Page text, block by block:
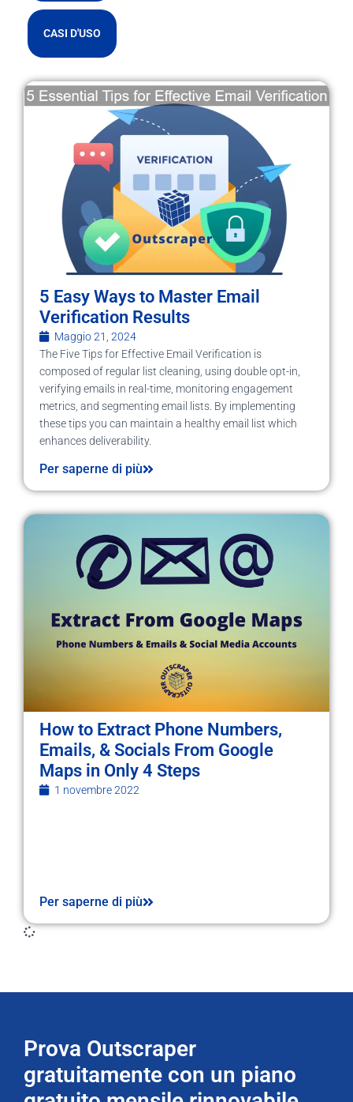
CASI D'USO
5 Easy Ways to Master Email
Verification Results
Maggio 21, 2024
The Five Tips for Effective Email Verification is
composed of regular list cleaning, using double opt-in,
verifying emails in real-time, monitoring engagement
metrics, and segmenting email lists. By implementing
these tips you can maintain a healthy email list which
enhances deliverability.
Per saperne di più
How to Extract Phone Numbers,
Emails, & Socials From Google
Maps in Only 4 Steps
1 novembre 2022
Per saperne di più
Prova Outscraper
gratuitamente con un piano